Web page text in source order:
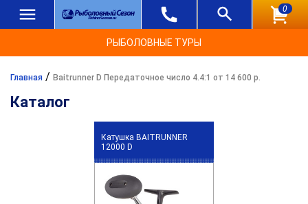
0
РЫБОЛОВНЫЕ ТУРЫ
Главная / Baitrunner D Передаточное число 4.4:1 от 14 600 р.
Каталог
Катушка BAITRUNNER
12000 D